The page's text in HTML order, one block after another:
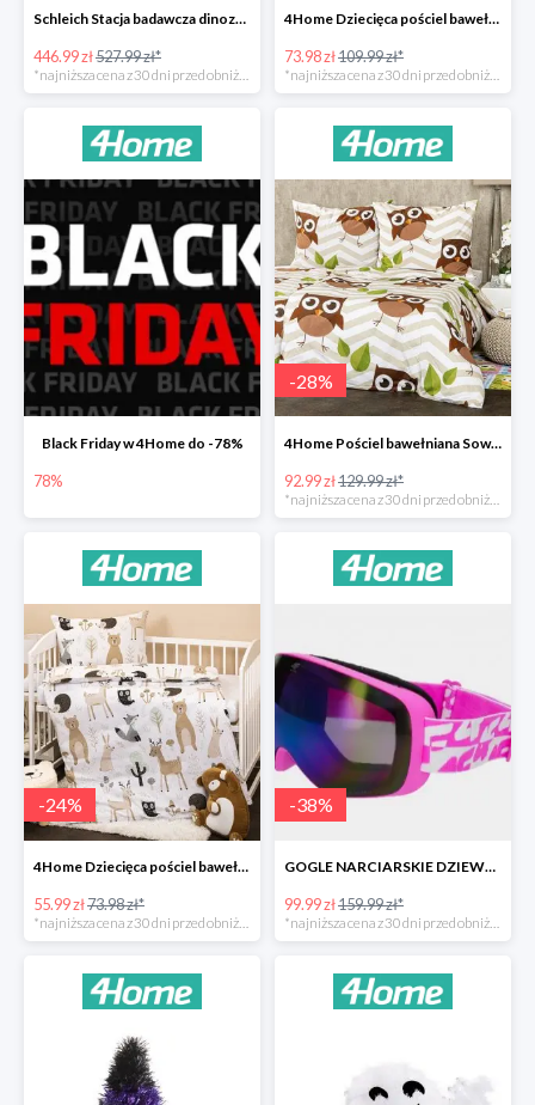
Schleich Stacja badawcza dinozaurów -15%
446.99 zł527.99 zł*
*najniższa cena z 30 dni przed obniżką
4Home Dziecięca pościel bawełniana do łóżeczka Nordic Friends -33%
73.98 zł109.99 zł*
*najniższa cena z 30 dni przed obniżką
Black Friday w 4Home do -78%
78%
-28%
4Home Pościel bawełniana Sowy -28%
92.99 zł129.99 zł*
-24%
4Home Dziecięca pościel bawełniana do łóżeczka Nordic Friends -24%
55.99 zł73.98 zł*
-38%
GOGLE NARCIARSKIE DZIEWCZĘCE -37%
99.99 zł159.99 zł*